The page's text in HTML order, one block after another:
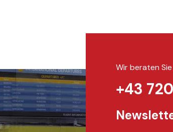
Wir beraten
+43